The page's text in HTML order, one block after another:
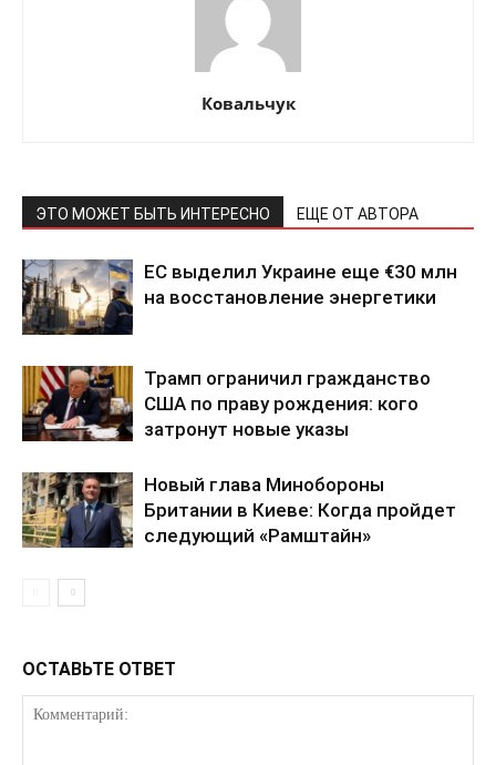
Ковальчук
ЭТО МОЖЕТ БЫТЬ ИНТЕРЕСНО ЕЩЕ ОТ АВТОРА
ЕС выделил Украине еще €30 млн
на восстановление энергетики
Трамп ограничил гражданство
США по праву рождения: кого
затронут новые указы
Новый глава Минобороны
Британии в Киеве: Когда пройдет
следующий «Рамштайн»
ОСТАВЬТЕ ОТВЕТ